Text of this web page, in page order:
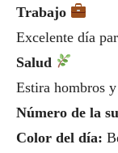
Trabajo
Excelente día
Salud
Estira hombros
Número de la
Color del día: